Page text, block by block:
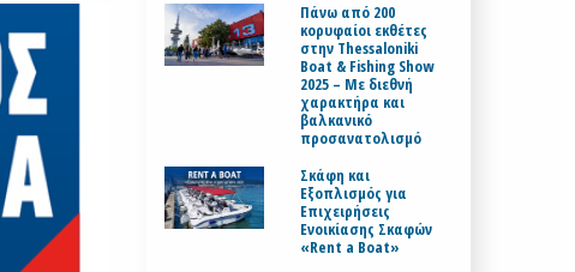
Πάνω από 200
κορυφαίοι εκθέτες
στην Thessaloniki
Boat & Fishing Show
2025 – Με διεθνή
χαρακτήρα και
βαλκανικό
προσανατολισμό
Σκάφη και
Εξοπλισμός για
Επιχειρήσεις
Ενοικίασης Σκαφών
«Rent a Boat»